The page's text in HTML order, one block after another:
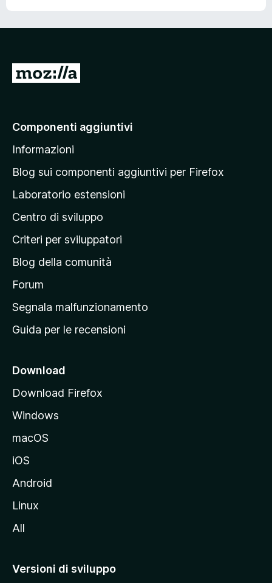
V
a
l
a
a
g
i
a
p
r
n
i
a
l
e
l
t
M
Componenti aggiuntivi
Informazioni
Blog sui componenti aggiuntivi per Firefox
Laboratorio estensioni
Centro di sviluppo
Criteri per sviluppatori
Blog della comunità
Forum
Segnala malfunzionamento
Guida per le recensioni
Download
Download Firefox
Windows
macOS
iOS
Android
Linux
All
Versioni di sviluppo